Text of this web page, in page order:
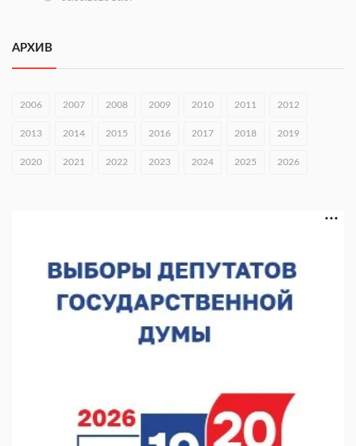
раза
06.08.2026 15:26
Видели ночь, бежали всю ночь... На Нижневолжской
набережной прошел необычный забег
Нижегородские хирурги выполнили трансоральную
операцию на щитовидной железе
АРХИВ
2006 2007 2008 2009 2010 2011 2012
2013 2014 2015 2016 2017 2018 2019
2020 2021 2022 2023 2024 2025 2026